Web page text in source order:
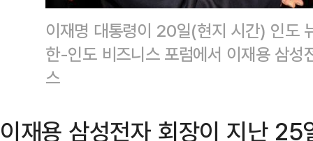
이재명 대통령이 20일(현지 시간) 인도
한-인도 비즈니스 포럼에서 이재용 삼
스
이재용 삼성전자 회장이 지난